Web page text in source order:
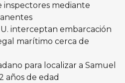
inspectores mediante
interceptan embarcación
marítimo cerca de
para localizar a Samuel
años de edad